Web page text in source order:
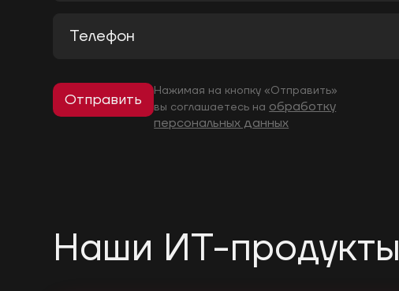
Отправить
Нажимая на кнопку «Отправить»
вы соглашаетесь на обработку
персональных данных
Наши ИТ-продукты